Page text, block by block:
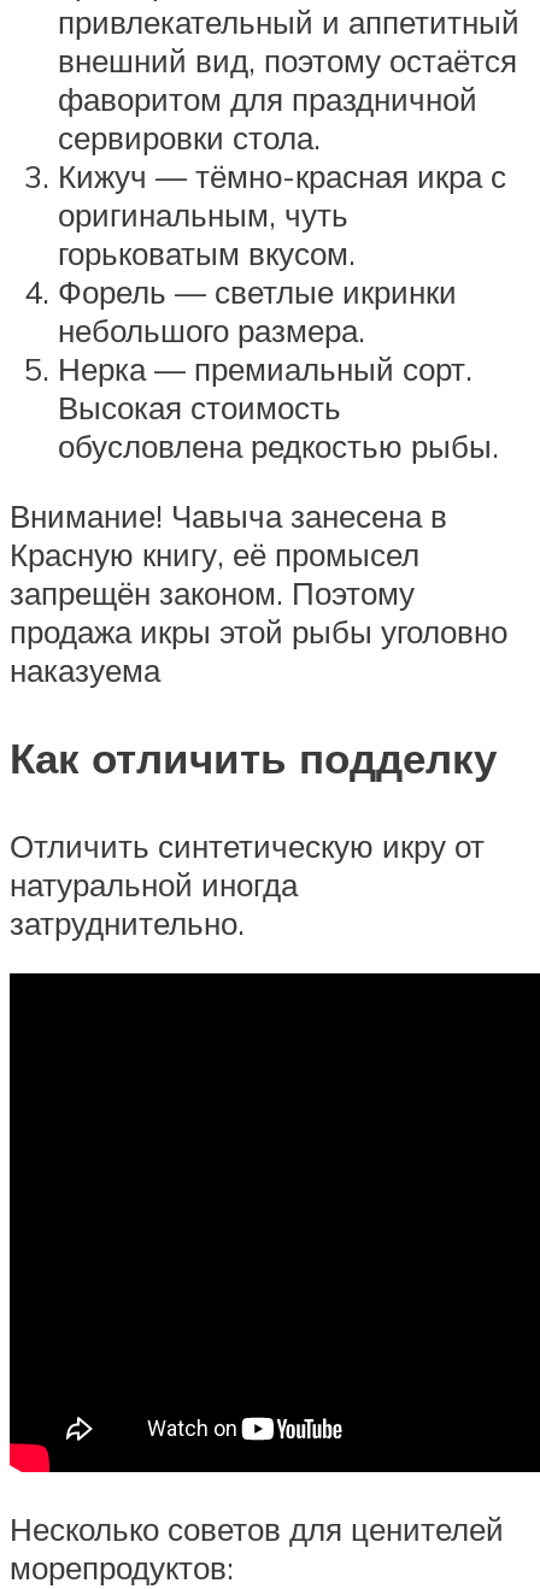
привлекательный и аппетитный
внешний вид, поэтому остаётся
фаворитом для праздничной
сервировки стола.
Кижуч — тёмно-красная икра с
оригинальным, чуть
горьковатым вкусом.
Форель — светлые икринки
небольшого размера.
Нерка — премиальный сорт.
Высокая стоимость
обусловлена редкостью рыбы.
Внимание! Чавыча занесена в
Красную книгу, её промысел
запрещён законом. Поэтому
продажа икры этой рыбы уголовно
наказуема
Как отличить подделку
Отличить синтетическую икру от
натуральной иногда
затруднительно.
Несколько советов для ценителей
морепродуктов: